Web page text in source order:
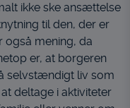
ikke ske ansættelse
til den, der er
også mening, da
er, at borgeren
selvstændigt liv som
deltage i aktiviteter